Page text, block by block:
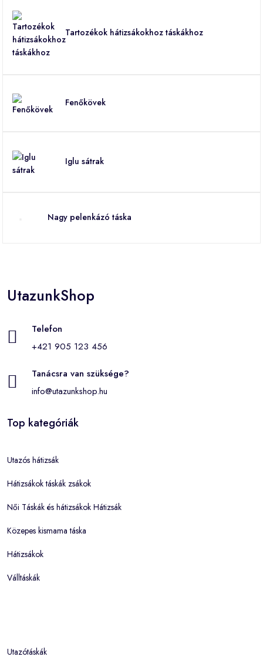
Tartozékok hátizsákokhoz táskákhoz
Fenőkövek
Iglu sátrak
Nagy pelenkázó táska
UtazunkShop
Telefon
+421 905 123 456
Tanácsra van szüksége?
info@utazunkshop.hu
Top kategóriák
Utazós hátizsák
Hátizsákok táskák zsákok
Női Táskák és hátizsákok Hátizsák
Közepes kismama táska
Hátizsákok
Válltáskák
Utazótáskák